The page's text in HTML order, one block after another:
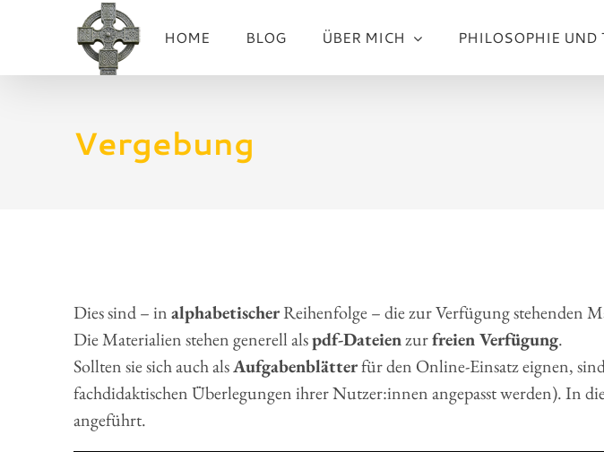
HOME BLOG ÜBER MICH PHILOSOPHIE UND
Vergebung
Dies sind – inalphabetischerReihenfolge – die zur Verfügung stehenden
Die Materialien stehen generell alspdf-Dateienzurfreien Verfügung.
Sollten sie sich auch alsAufgabenblätterfür den Online-Einsatz eignen,
fachdidaktischen Überlegungen ihrer Nutzer:innen angepasst werden). In
angeführt.